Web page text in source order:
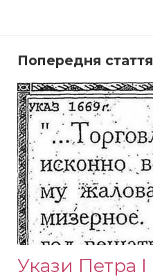
Попередня стаття
Укази Петра I